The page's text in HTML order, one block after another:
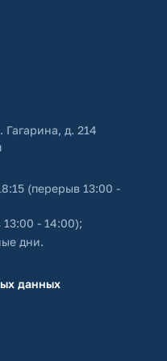
д. 214
(перерыв 13:00 -
- 14:00);
дни.
данных